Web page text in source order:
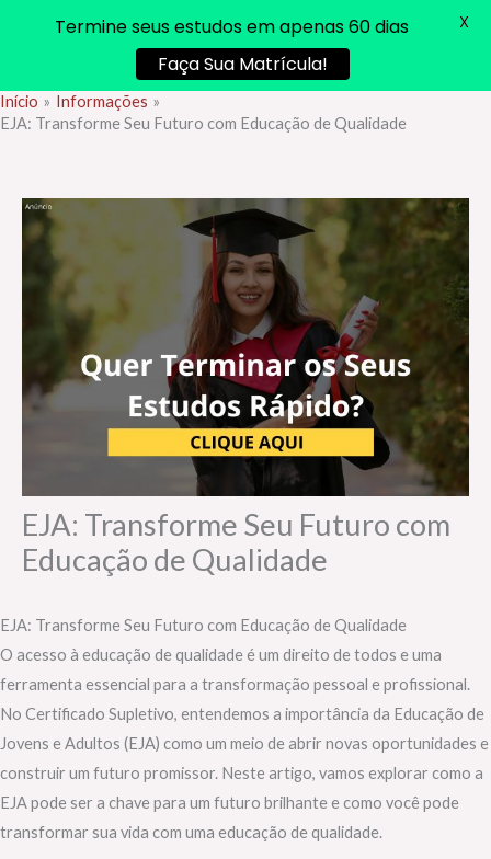
Ir
para
Início
Informações
EJA: Transforme Seu Futuro com Educação de Qualidade
EJA: Transforme Seu Futuro com
Educação de Qualidade
EJA: Transforme Seu Futuro com Educação de Qualidade
O acesso à educação de qualidade é um direito de todos e uma
ferramenta essencial para a transformação pessoal e profissional.
No Certificado Supletivo, entendemos a importância da Educação de
Jovens e Adultos (EJA) como um meio de abrir novas oportunidades e
construir um futuro promissor. Neste artigo, vamos explorar como a
EJA pode ser a chave para um futuro brilhante e como você pode
transformar sua vida com uma educação de qualidade.
Termine seus estudos em apenas 60 dias
Faça Sua Matrícula!
X